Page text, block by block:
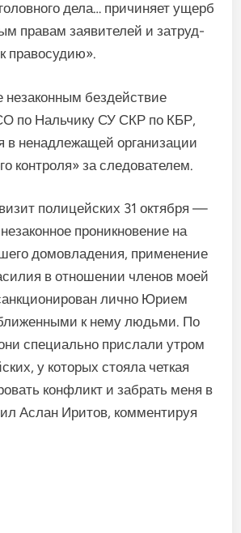
дела… причиняет ущерб
правам заявителей и затруд­
правосудию».
незаконным бездействие
по Нальчику СУ СКР по КБР,
в ненадлежащей орга­низации
кон­троля» за следователем.
полицей­ских 31 октября —
проникновение на
домовла­дения, применение
в отношении членов моей
лично Юрием
к нему людьми. По
специаль­но прислали утром
у которых стояла четкая
конфликт и забрать меня в
Аслан Иритов, комментируя